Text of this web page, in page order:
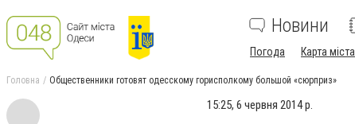
Новини
Погода Карта міста
Головна Общественники готовят одесскому горисполкому большой «сюрприз»
15:25, 6 червня 2014 р.